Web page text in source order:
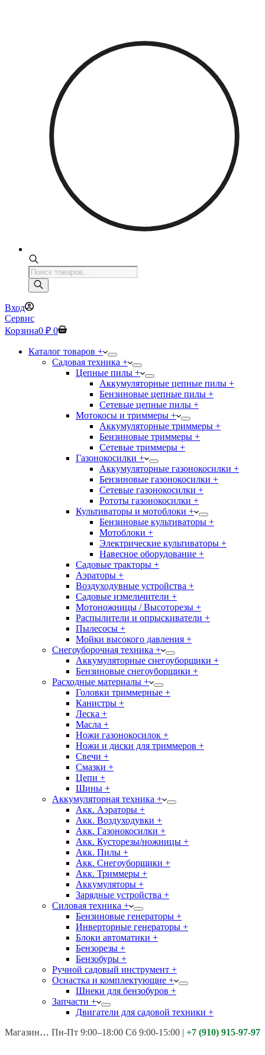
Поиск
товаров
Вход
Сервис
Корзина0 ₽ 0
Каталог товаров +
Садовая техника +
Цепные пилы +
Аккумуляторные цепные пилы +
Бензиновые цепные пилы +
Сетевые цепные пилы +
Мотокосы и триммеры +
Аккумуляторные триммеры +
Бензиновые триммеры +
Сетевые триммеры +
Газонокосилки +
Аккумуляторные газонокосилки +
Бензиновые газонокосилки +
Сетевые газонокосилки +
Рототы газонокосилки +
Культиваторы и мотоблоки +
Бензиновые культиваторы +
Мотоблоки +
Электрические культиваторы +
Навесное оборудование +
Садовые тракторы +
Аэраторы +
Воздуходувные устройства +
Садовые измельчители +
Мотоножницы / Высоторезы +
Распылители и опрыскиватели +
Пылесосы +
Мойки высокого давления +
Снегоуборочная техника +
Аккумуляторные снегоуборщики +
Бензиновые снегоуборщики +
Расходные материалы +
Головки триммерные +
Канистры +
Леска +
Масла +
Ножи газонокосилок +
Ножи и диски для триммеров +
Свечи +
Смазки +
Цепи +
Шины +
Аккумуляторная техника +
Акк. Аэраторы +
Акк. Воздуходувки +
Акк. Газонокосилки +
Акк. Кусторезы/ножницы +
Акк. Пилы +
Акк. Снегоуборщики +
Акк. Триммеры +
Аккумуляторы +
Зарядные устройства +
Силовая техника +
Бензиновые генераторы +
Инверторные генераторы +
Блоки автоматики +
Бензорезы +
Бензобуры +
Ручной садовый инструмент +
Оснастка и комплектующие +
Шнеки для бензобуров +
Запчасти +
Двигатели для садовой техники +
Магазины: Калуга ул. Московская д.113
Пн-Пт 9:00–18:00 Сб 9:00-15:00 | +7 (910) 915-97-97